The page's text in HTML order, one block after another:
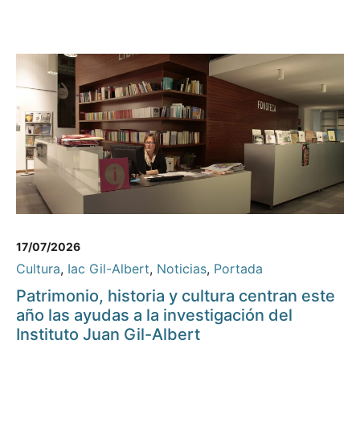
17/07/2026
Cultura, Iac Gil-Albert, Noticias, Portada
Patrimonio, historia y cultura centran este
año las ayudas a la investigación del
Instituto Juan Gil-Albert